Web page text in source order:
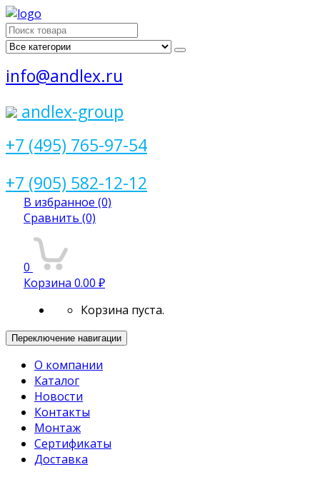
Поиск
для:
info@andlex.ru
andlex-group
+7 (495) 765-97-54
+7 (905) 582-12-12
В избранное (0)
Сравнить (0)
0
Корзина 0.00 ₽
Корзина пуста.
Переключение навигации
О компании
Каталог
Новости
Контакты
Монтаж
Сертификаты
Доставка